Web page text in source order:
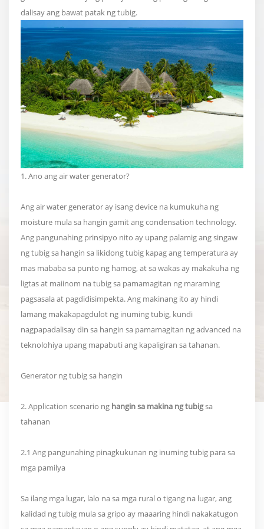
dalisay ang bawat patak ng tubig.
1. Ano ang air water generator?
Ang air water generator ay isang device na kumukuha ng
moisture mula sa hangin gamit ang condensation technology.
Ang pangunahing prinsipyo nito ay upang palamig ang singaw
ng tubig sa hangin sa likidong tubig kapag ang temperatura ay
mas mababa sa punto ng hamog, at sa wakas ay makakuha ng
ligtas at maiinom na tubig sa pamamagitan ng maraming
pagsasala at pagdidisimpekta. Ang makinang ito ay hindi
lamang makakapagdulot ng inuming tubig, kundi
nagpapadalisay din sa hangin sa pamamagitan ng advanced na
teknolohiya upang mapabuti ang kapaligiran sa tahanan.
Generator ng tubig sa hangin
2. Application scenario ng hangin sa makina ng tubigsa
tahanan
2.1 Ang pangunahing pinagkukunan ng inuming tubig para sa
mga pamilya
Sa ilang mga lugar, lalo na sa mga rural o tigang na lugar, ang
kalidad ng tubig mula sa gripo ay maaaring hindi nakakatugon